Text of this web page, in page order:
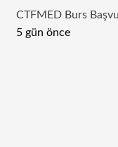
CTFMED Burs
5 gün önce